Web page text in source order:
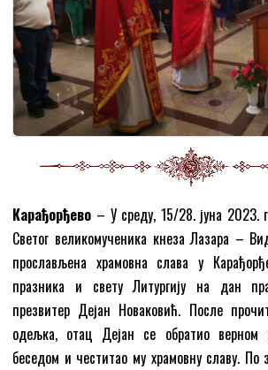
Карађорђево – У среду, 15/28. јуна 2023.
Светог великомученика кнеза Лазара –
прослављена храмовна слава у
празника и свету Литургију на дан
презвитер Дејан Новаковић. После
одељка, отац Дејан се обратио верном
беседом и честитао му храмовну славу. По